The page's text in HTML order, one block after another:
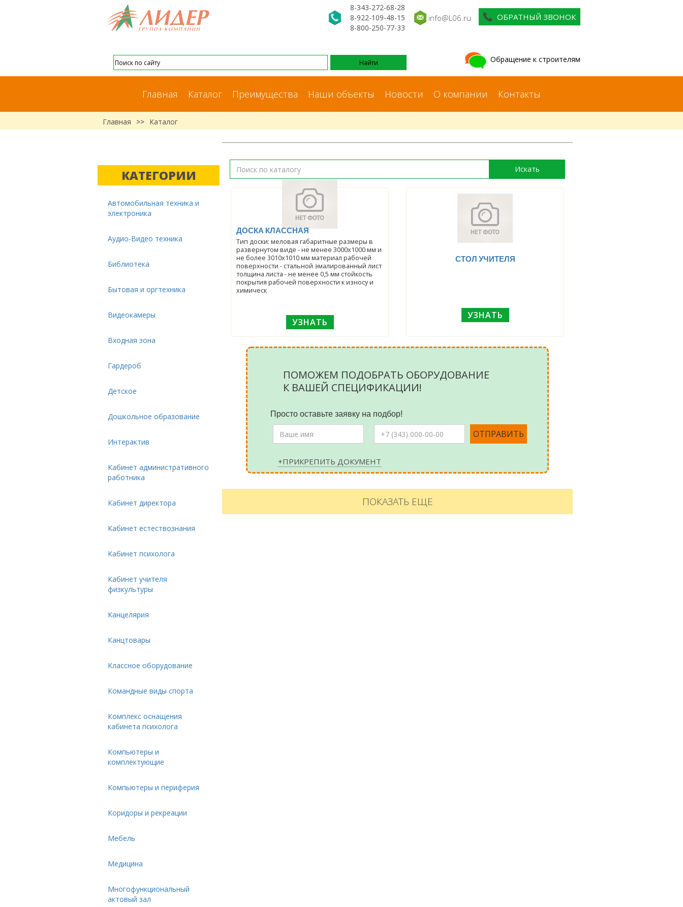
8-343-272-68-28
8-922-109-48-15
8-800-250-77-33
info@L06.ru ОБРАТНЫЙ ЗВОНОК
Обращение к строителям
Главная Каталог Преимущества Наши объекты Новости О компании Контакты
Главная >> Каталог
КАТЕГОРИИ
Автомобильная техника и
электроника
Аудио-Видео техника
Библиотека
Бытовая и оргтехника
Видеокамеры
Входная зона
Гардероб
Детское
Дошкольное образование
Интерактив
Кабинет административного
работника
Кабинет директора
Кабинет естествознания
Кабинет психолога
Кабинет учителя
физкультуры
Канцелярия
Канцтовары
Классное оборудование
Командные виды спорта
Комплекс оснащения
кабинета психолога
Компьютеры и
комплектующие
Компьютеры и периферия
Коридоры и рекреации
Мебель
Медицина
Многофункциональный
актовый зал
ДОСКА КЛАССНАЯ
Тип доски: меловая габаритные размеры в
развернутом виде - не менее 3000х1000 мм и
не более 3010х1010 мм материал рабочей
поверхности - стальной эмалированный лист
толщина листа - не менее 0,5 мм стойкость
покрытия рабочей поверхности к износу и
химическ
УЗНАТЬ
СТОЛ УЧИТЕЛЯ
УЗНАТЬ
ПОМОЖЕМ ПОДОБРАТЬ ОБОРУДОВАНИЕ
К ВАШЕЙ СПЕЦИФИКАЦИИ!
Просто оставьте заявку на подбор!
+ПРИКРЕПИТЬ ДОКУМЕНТ
ПОКАЗАТЬ ЕЩЕ